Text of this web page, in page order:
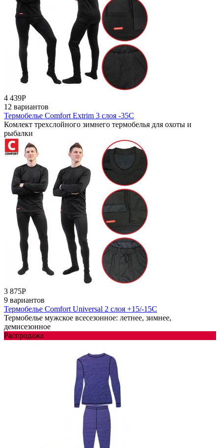
4 439Р
12 вариантов
Термобелье Comfort Extrim 3 слоя -35С
Комлект трехслойного зимнего термобелья для охоты и
рыбалки
3 875Р
9 вариантов
Термобелье Comfort Universal 2 слоя +15/-15С
Термобелье мужское всесезонное: летнее, зимнее,
демисезонное
Распродажа